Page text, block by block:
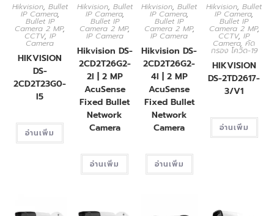
Hikvision, Bullet
IP Camera,
Bullet IP
Camera 2 MP,
CCTV, IP
Camera
HIKVISION
DS-
2CD2T23G0-
I5
อ่านเพิ่ม
Hikvision, Bullet
IP Camera,
Bullet IP
Camera 2 MP,
IP Camera
Hikvision DS-
2CD2T26G2-
2I | 2 MP
AcuSense
Fixed Bullet
Network
Camera
อ่านเพิ่ม
Hikvision,Bullet
IP Camera,
Bullet IP
Camera 2 MP,
IP Camera
Hikvision DS-
2CD2T26G2-
4I | 2 MP
AcuSense
Fixed Bullet
Network
Camera
อ่านเพิ่ม
Hikvision,Bullet
IP Camera,
Bullet IP
Camera 2 MP,
CCTV,IP
Camera,คัด
กรอง โควิด-19
HIKVISION
DS-2TD2617-
3/V1
อ่านเพิ่ม